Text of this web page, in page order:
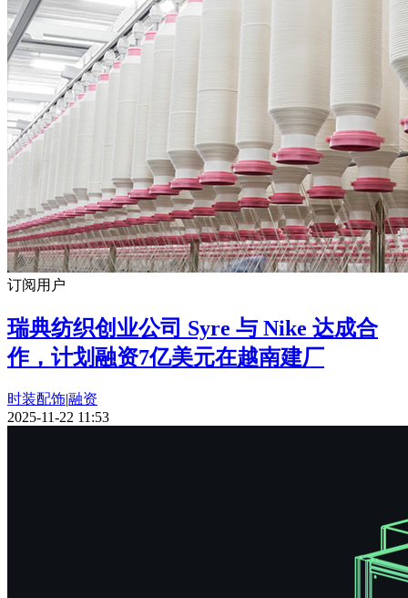
订阅用户
瑞典纺织创业公司 Syre 与 Nike 达成合
作，计划融资7亿美元在越南建厂
时装配饰|融资
2025-11-22 11:53